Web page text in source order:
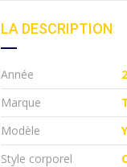
LA DESCRIPTION
Année
Marque
Modèle
Style corporel